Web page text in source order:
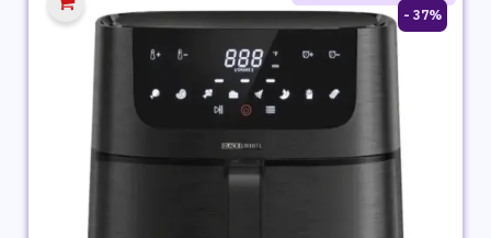
37% -